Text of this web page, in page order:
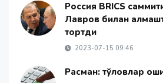
Россия BRICS
Лавров билан
тортди
2023-07-15 09:46
Расман: тўловлар